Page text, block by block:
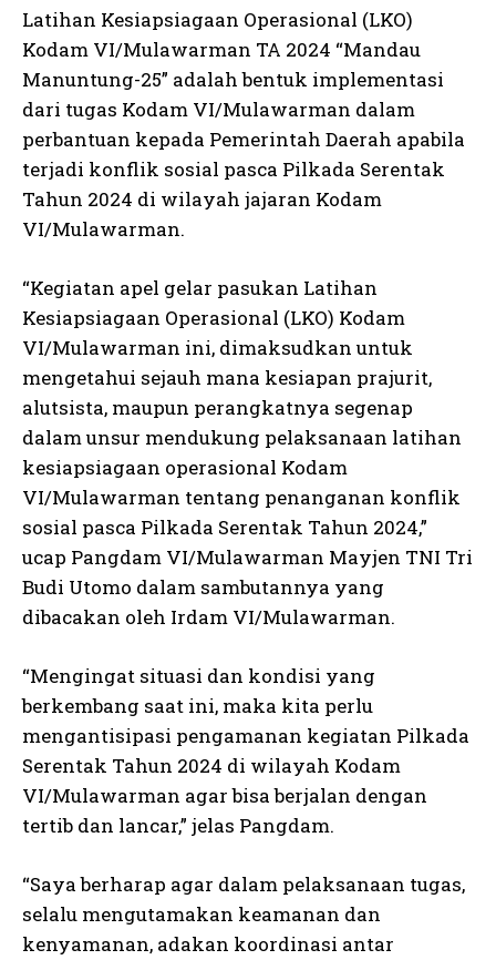
Latihan Kesiapsiagaan Operasional (LKO)
Kodam VI/Mulawarman TA 2024 “Mandau
Manuntung-25” adalah bentuk implementasi
dari tugas Kodam VI/Mulawarman dalam
perbantuan kepada Pemerintah Daerah apabila
terjadi konflik sosial pasca Pilkada Serentak
Tahun 2024 di wilayah jajaran Kodam
VI/Mulawarman.
“Kegiatan apel gelar pasukan Latihan
Kesiapsiagaan Operasional (LKO) Kodam
VI/Mulawarman ini, dimaksudkan untuk
mengetahui sejauh mana kesiapan prajurit,
alutsista, maupun perangkatnya segenap
dalam unsur mendukung pelaksanaan latihan
kesiapsiagaan operasional Kodam
VI/Mulawarman tentang penanganan konflik
sosial pasca Pilkada Serentak Tahun 2024,”
ucap Pangdam VI/Mulawarman Mayjen TNI Tri
Budi Utomo dalam sambutannya yang
dibacakan oleh Irdam VI/Mulawarman.
“Mengingat situasi dan kondisi yang
berkembang saat ini, maka kita perlu
mengantisipasi pengamanan kegiatan Pilkada
Serentak Tahun 2024 di wilayah Kodam
VI/Mulawarman agar bisa berjalan dengan
tertib dan lancar,” jelas Pangdam.
“Saya berharap agar dalam pelaksanaan tugas,
selalu mengutamakan keamanan dan
kenyamanan, adakan koordinasi antar